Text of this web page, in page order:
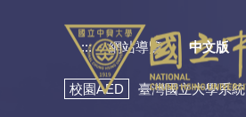
::: 網站導覽 中文版
校園AED 臺灣國立大學系統